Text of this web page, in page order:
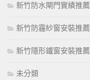
新竹防水閘門實績推薦
新竹防霾紗窗安裝推薦
新竹隱形鐵窗安裝推薦
未分類